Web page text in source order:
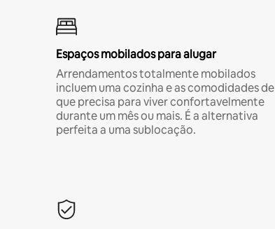
Espaços mobilados para alugar
Arrendamentos totalmente mobilados
incluem uma cozinha e as comodidades de
que precisa para viver confortavelmente
durante um mês ou mais. É a alternativa
perfeita a uma sublocação.